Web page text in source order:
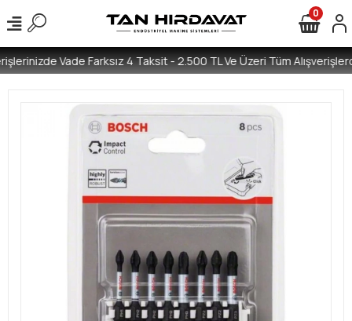
Vade Farksız 4 Taksit - 2.500 TL Ve Üzeri Tüm
0